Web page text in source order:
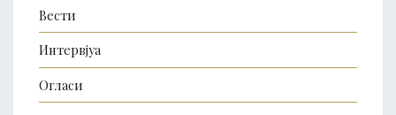
Вести
Интервјуа
Огласи